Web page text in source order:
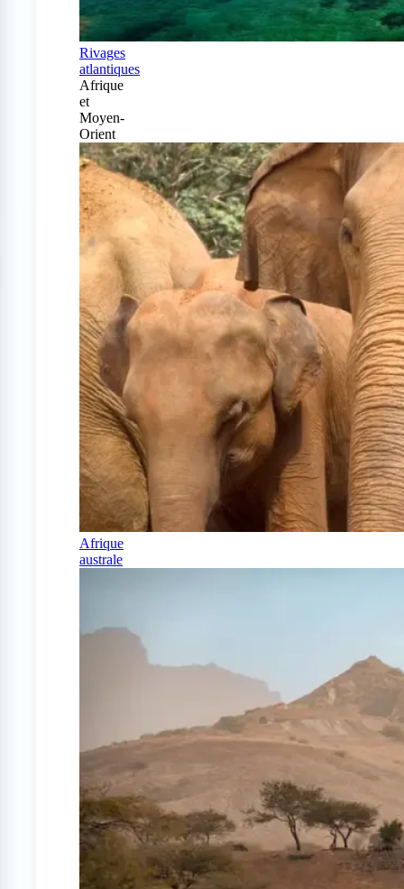
Rivages
atlantiques
Afrique
et
Moyen-
Orient
Afrique
australe